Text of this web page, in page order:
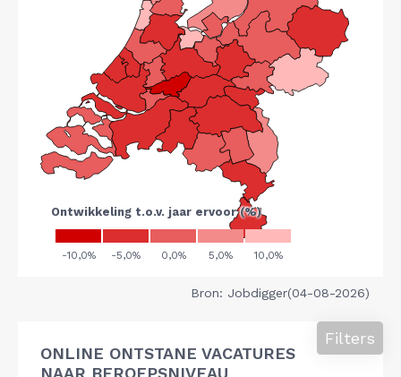
Bron: Jobdigger(04-08-2026)
ONLINE ONTSTANE VACATURES
NAAR BEROEPSNIVEAU
Filters